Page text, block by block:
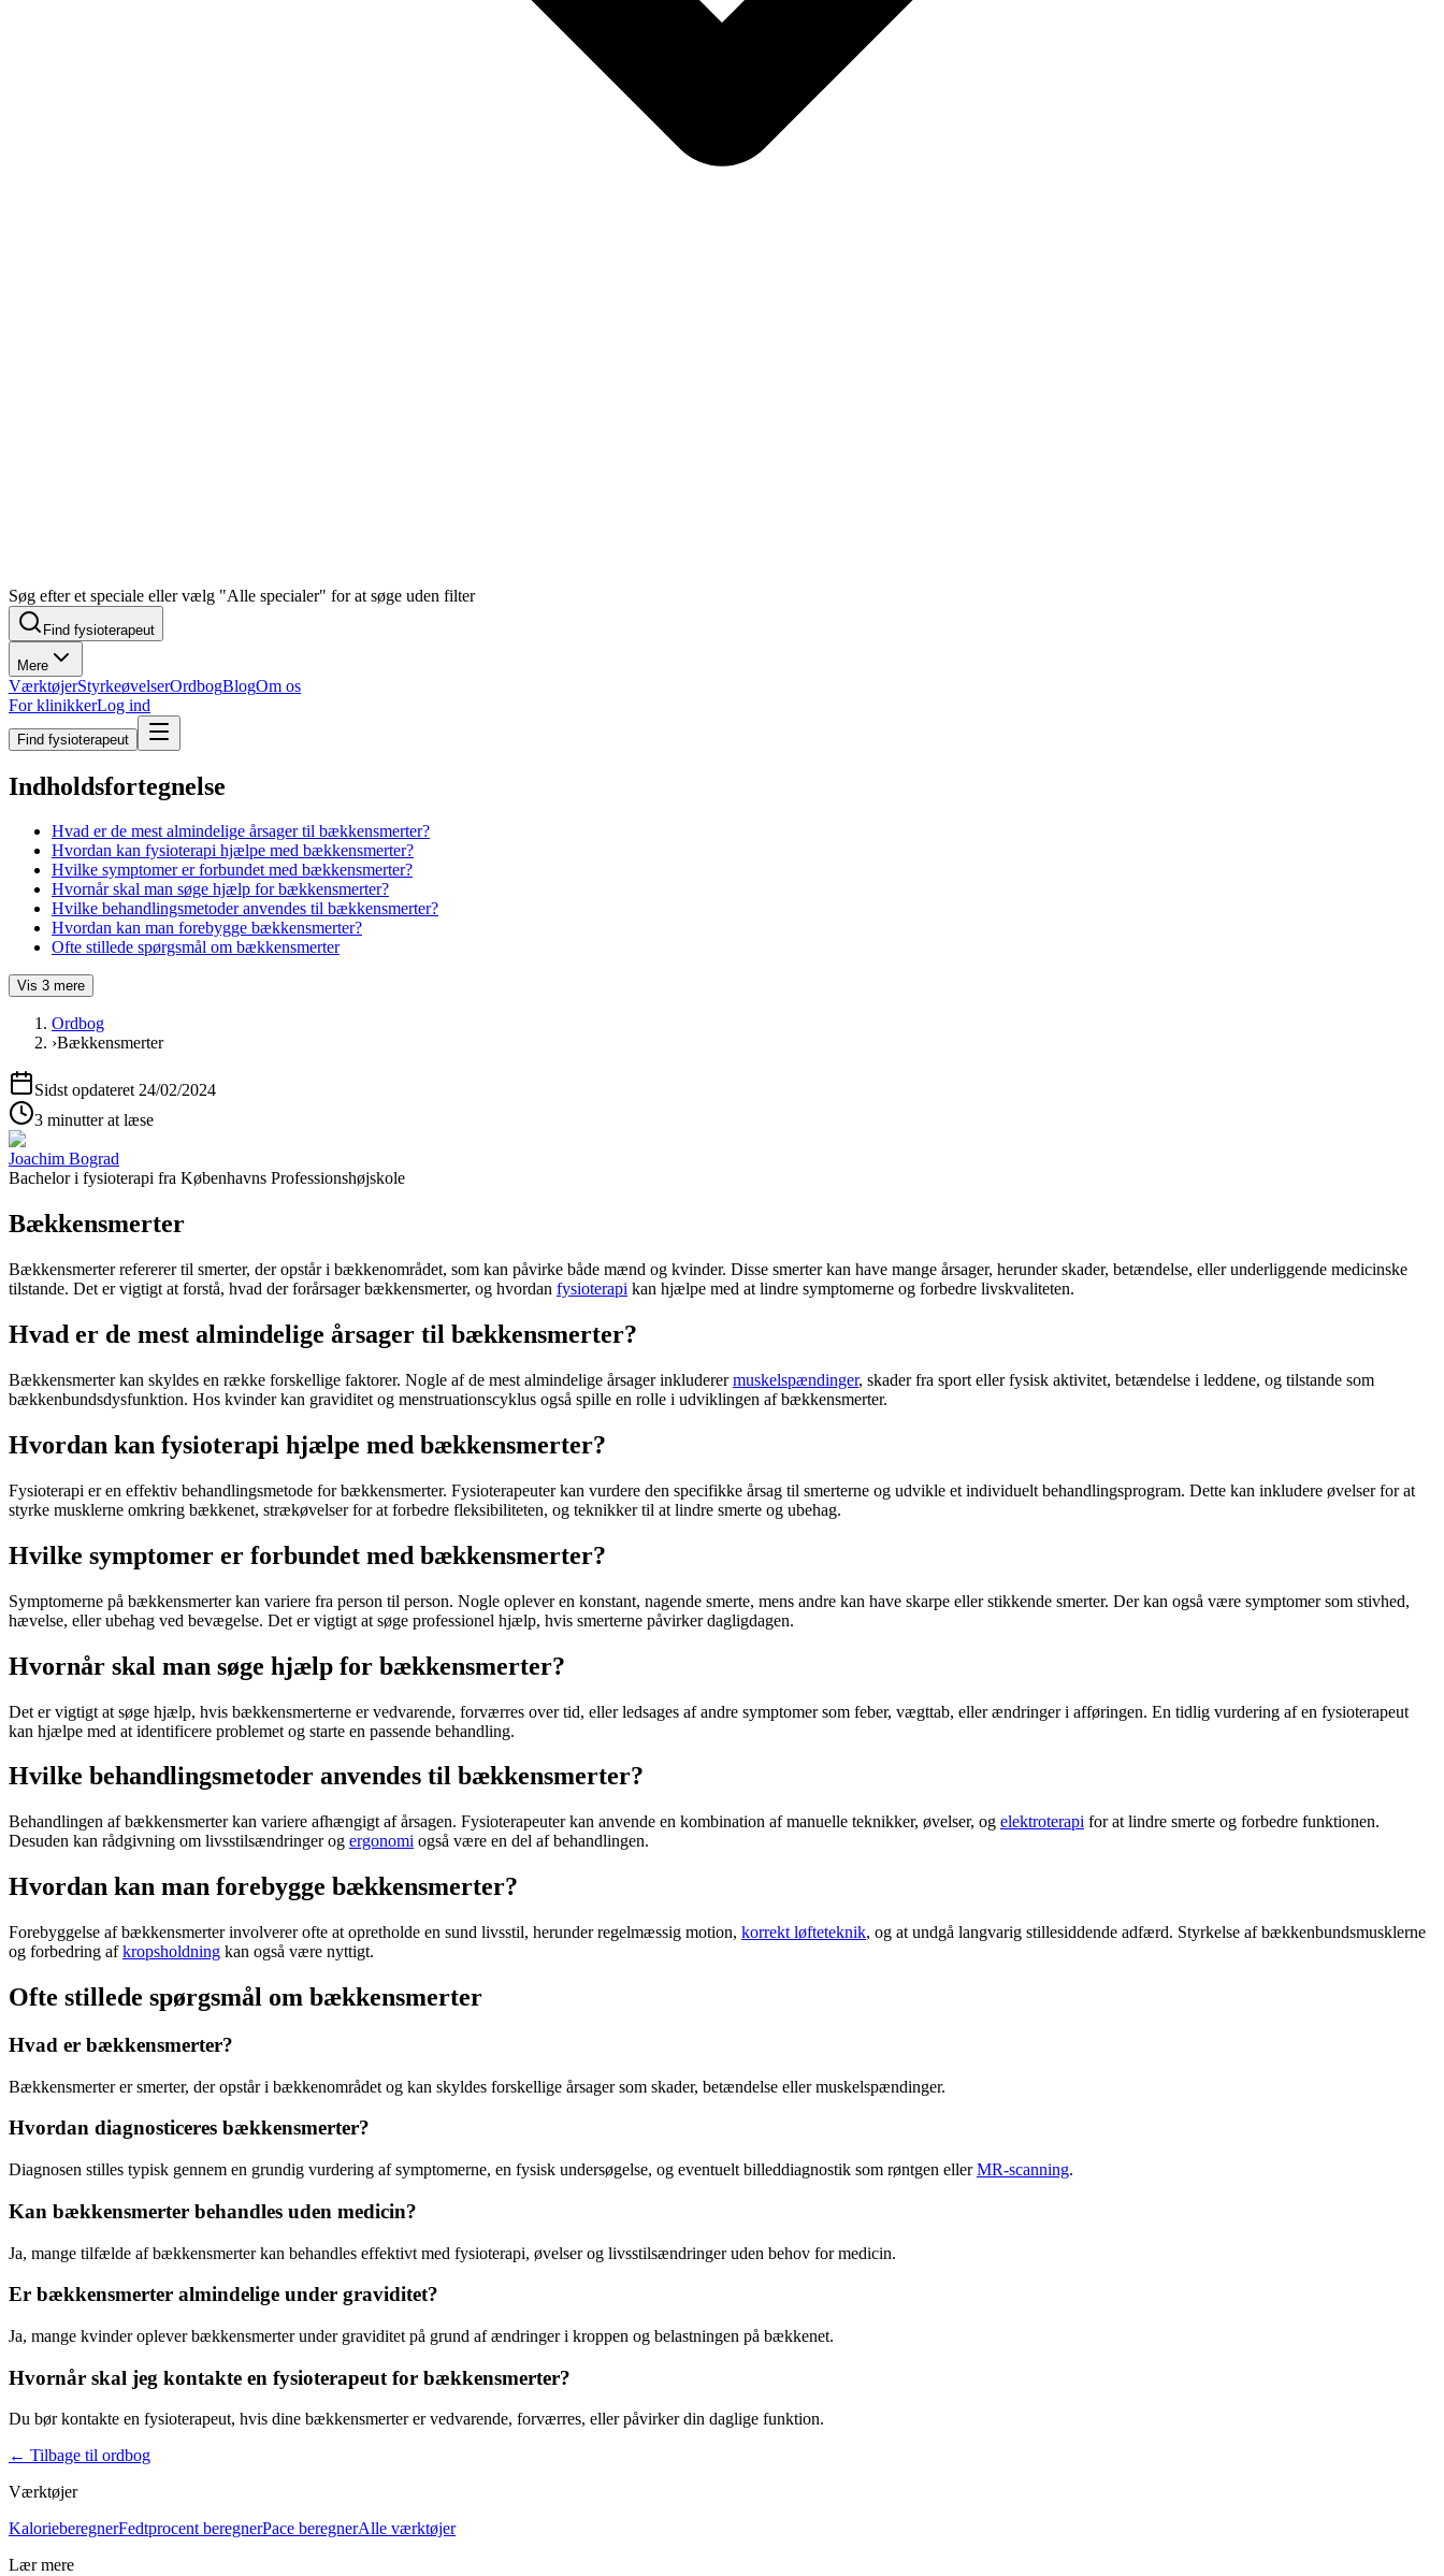
Søg efter et speciale eller vælg "Alle specialer" for at søge uden filter
Find fysioterapeut
Mere
VærktøjerStyrkeøvelserOrdbogBlogOm os
For klinikkerLog ind
Find fysioterapeut
Indholdsfortegnelse
Hvad er de mest almindelige årsager til bækkensmerter?
Hvordan kan fysioterapi hjælpe med bækkensmerter?
Hvilke symptomer er forbundet med bækkensmerter?
Hvornår skal man søge hjælp for bækkensmerter?
Hvilke behandlingsmetoder anvendes til bækkensmerter?
Hvordan kan man forebygge bækkensmerter?
Ofte stillede spørgsmål om bækkensmerter
Vis 3 mere
Ordbog
›Bækkensmerter
Sidst opdateret24/02/2024
3 minutter at læse
Joachim Bograd
Bachelor i fysioterapi fra Københavns Professionshøjskole
Bækkensmerter
Bækkensmerterrefererer til smerter, der opstår i bækkenområdet, som kan påvirke både mænd og kvinder. Disse smerter kan have mange årsager, herunder skader, betændelse, eller underliggende medicinske
tilstande. Det er vigtigt at forstå, hvad der forårsagerbækkensmerter, og hvordan fysioterapi kan hjælpe med at lindre symptomerne og forbedre livskvaliteten.
Hvad er de mest almindelige årsager til bækkensmerter?
Bækkensmerterkan skyldes en række forskellige faktorer. Nogle af de mest almindelige årsager inkluderermuskelspændinger, skader fra sport eller fysisk aktivitet, betændelse i leddene, og tilstande som
bækkenbundsdysfunktion. Hos kvinder kan graviditet og menstruationscyklus også spille en rolle i udviklingen afbækkensmerter.
Hvordan kan fysioterapi hjælpe med bækkensmerter?
Fysioterapi er en effektiv behandlingsmetode forbækkensmerter. Fysioterapeuter kan vurdere den specifikke årsag til smerterne og udvikle et individuelt behandlingsprogram. Dette kan inkludere øvelser for at
styrke musklerne omkring bækkenet, strækøvelser for at forbedre fleksibiliteten, og teknikker til at lindre smerte og ubehag.
Hvilke symptomer er forbundet med bækkensmerter?
Symptomerne på bækkensmerterkan variere fra person til person. Nogle oplever en konstant, nagende smerte, mens andre kan have skarpe eller stikkende smerter. Der kan også være symptomer som stivhed,
hævelse, eller ubehag ved bevægelse. Det er vigtigt at søge professionel hjælp, hvis smerterne påvirker dagligdagen.
Hvornår skal man søge hjælp for bækkensmerter?
Det er vigtigt at søge hjælp, hvis bækkensmerterne er vedvarende, forværres over tid, eller ledsages af andre symptomer som feber, vægttab, eller ændringer i afføringen. En tidlig vurdering af en fysioterapeut
kan hjælpe med at identificere problemet og starte en passende behandling.
Hvilke behandlingsmetoder anvendes til bækkensmerter?
Behandlingen afbækkensmerterkan variere afhængigt af årsagen. Fysioterapeuter kan anvende en kombination af manuelle teknikker, øvelser, og elektroterapi for at lindre smerte og forbedre funktionen.
Desuden kan rådgivning om livsstilsændringer og ergonomi også være en del af behandlingen.
Hvordan kan man forebygge bækkensmerter?
Forebyggelse afbækkensmerterinvolverer ofte at opretholde en sund livsstil, herunder regelmæssig motion, korrekt løfteteknik, og at undgå langvarig stillesiddende adfærd. Styrkelse af bækkenbundsmusklerne
og forbedring afkropsholdning kan også være nyttigt.
Ofte stillede spørgsmål om bækkensmerter
Hvad er bækkensmerter?
Bækkensmerterer smerter, der opstår i bækkenområdet og kan skyldes forskellige årsager som skader, betændelse ellermuskelspændinger.
Hvordan diagnosticeres bækkensmerter?
Diagnosen stilles typisk gennem en grundig vurdering af symptomerne, en fysisk undersøgelse, og eventuelt billeddiagnostik som røntgen ellerMR-scanning.
Kan bækkensmerter behandles uden medicin?
Ja, mange tilfælde afbækkensmerterkan behandles effektivt med fysioterapi, øvelser og livsstilsændringer uden behov for medicin.
Er bækkensmerter almindelige under graviditet?
Ja, mange kvinder opleverbækkensmerterunder graviditet på grund af ændringer i kroppen og belastningen på bækkenet.
Hvornår skal jeg kontakte en fysioterapeut for bækkensmerter?
Du bør kontakte en fysioterapeut, hvis dine bækkensmerterer vedvarende, forværres, eller påvirker din daglige funktion.
← Tilbage til ordbog
Værktøjer
KalorieberegnerFedtprocent beregnerPace beregnerAlle værktøjer
Lær mere